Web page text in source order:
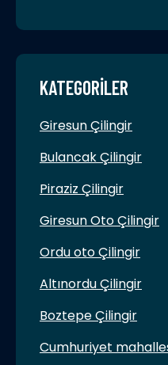
KATEGORILER
Giresun Çilingir
Bulancak Çilingir
Piraziz Çilingir
Giresun Oto Çilingir
Ordu oto Çilingir
Altınordu Çilingir
Boztepe Çilingir
Cumhuriyet